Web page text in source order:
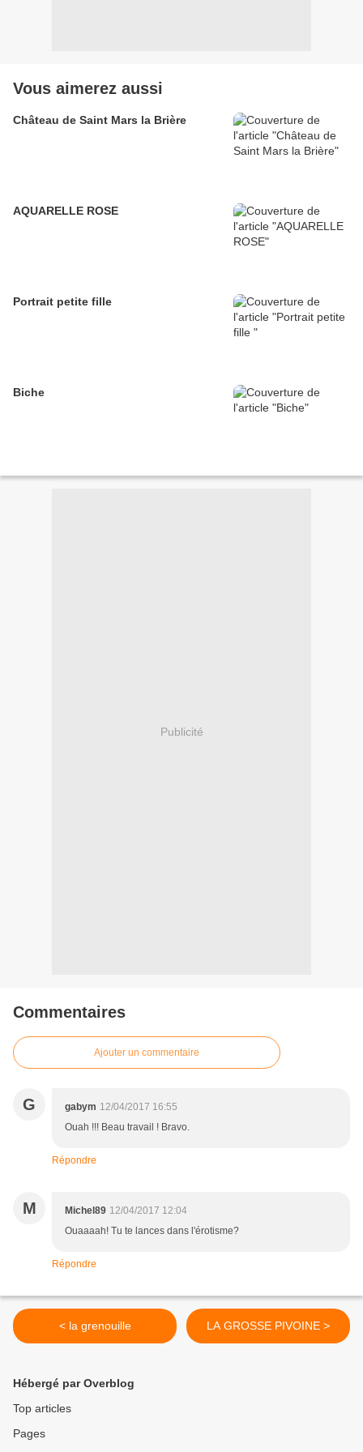
Vous aimerez aussi
Château de Saint Mars la Brière
AQUARELLE ROSE
Portrait petite fille
Biche
Publicité
Commentaires
Ajouter un commentaire
G gabym 12/04/2017 16:55
Ouah !!! Beau travail ! Bravo.
Répondre
M Michel89 12/04/2017 12:04
Ouaaaah! Tu te lances dans l'érotisme?
Répondre
< la grenouille LA GROSSE PIVOINE >
Hébergé par Overblog
Top articles
Pages